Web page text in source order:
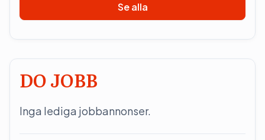
Se alla
DO JOBB
Inga lediga jobbannonser.